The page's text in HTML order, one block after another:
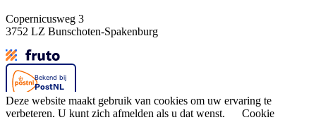
Copernicusweg 3
3752 LZ Bunschoten-Spakenburg
Deze website maakt gebruik van cookies om uw ervaring te
verbeteren. U kunt zich afmelden als u dat wenst.
Cookie